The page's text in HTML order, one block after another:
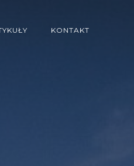
KONTAKT